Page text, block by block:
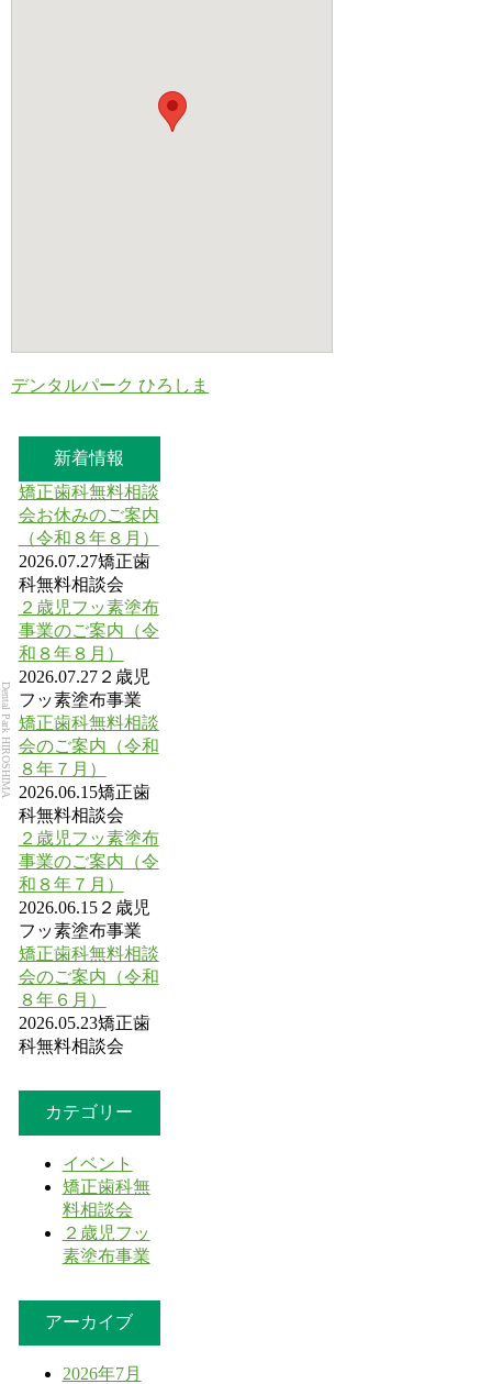
Dental Park HIROSHIMA
デンタルパーク ひろしま
新着情報
矯正歯科無料相談
会お休みのご案内
（令和８年８月）
2026.07.27矯正歯
科無料相談会
２歳児フッ素塗布
事業のご案内（令
和８年８月）
2026.07.27２歳児
フッ素塗布事業
矯正歯科無料相談
会のご案内（令和
８年７月）
2026.06.15矯正歯
科無料相談会
２歳児フッ素塗布
事業のご案内（令
和８年７月）
2026.06.15２歳児
フッ素塗布事業
矯正歯科無料相談
会のご案内（令和
８年６月）
2026.05.23矯正歯
科無料相談会
カテゴリー
イベント
矯正歯科無
料相談会
２歳児フッ
素塗布事業
アーカイブ
2026年7月